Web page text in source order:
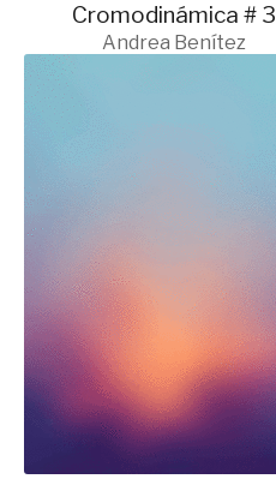
Cromodinámica # 3
Andrea Benítez